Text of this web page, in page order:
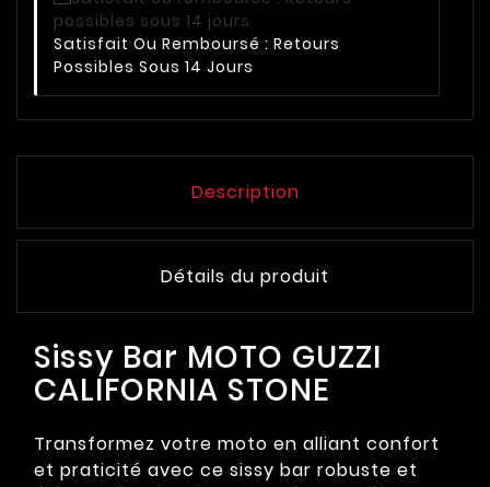
Satisfait Ou Remboursé : Retours
Possibles Sous 14 Jours
Description
Détails du produit
Sissy Bar MOTO GUZZI
CALIFORNIA STONE
Transformez votre moto en alliant confort
et praticité avec ce sissy bar robuste et